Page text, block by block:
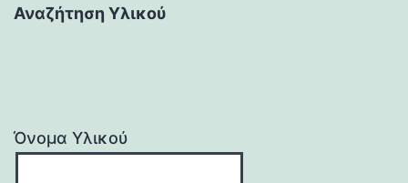
Αναζήτηση Υλικού
Όνομα Υλικού